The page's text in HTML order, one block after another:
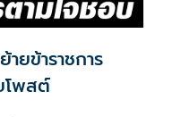
ยข้าราชการ
โพสต์